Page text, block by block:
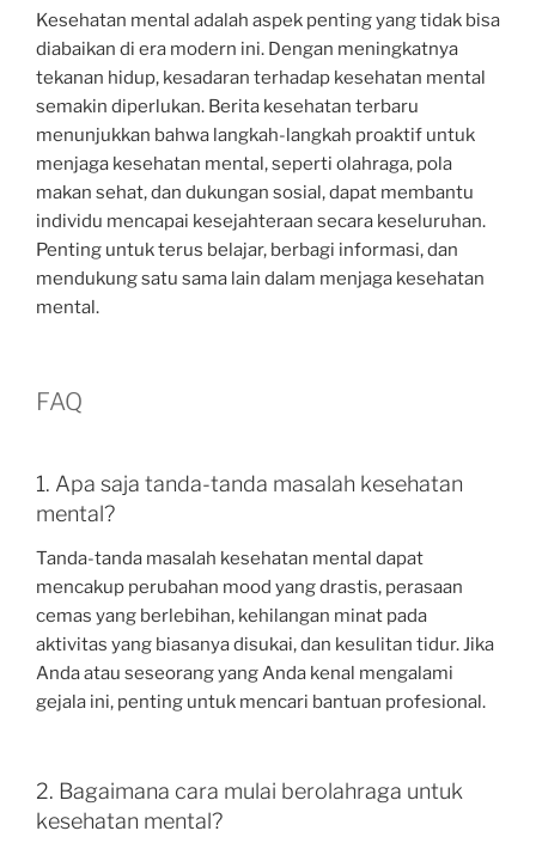
Kesehatan mental adalah aspek penting yang tidak bisa
diabaikan di era modern ini. Dengan meningkatnya
tekanan hidup, kesadaran terhadap kesehatan mental
semakin diperlukan. Berita kesehatan terbaru
menunjukkan bahwa langkah-langkah proaktif untuk
menjaga kesehatan mental, seperti olahraga, pola
makan sehat, dan dukungan sosial, dapat membantu
individu mencapai kesejahteraan secara keseluruhan.
Penting untuk terus belajar, berbagi informasi, dan
mendukung satu sama lain dalam menjaga kesehatan
mental.
FAQ
1. Apa saja tanda-tanda masalah kesehatan
mental?
Tanda-tanda masalah kesehatan mental dapat
mencakup perubahan mood yang drastis, perasaan
cemas yang berlebihan, kehilangan minat pada
aktivitas yang biasanya disukai, dan kesulitan tidur. Jika
Anda atau seseorang yang Anda kenal mengalami
gejala ini, penting untuk mencari bantuan profesional.
2. Bagaimana cara mulai berolahraga untuk
kesehatan mental?